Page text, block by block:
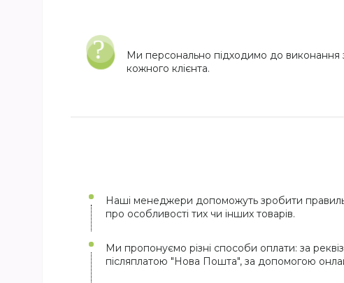
Ми персонально підходимо до виконання
кожного клієнта.
Наші менеджери допоможуть зробити
про особливості тих чи інших товарів.
Ми пропонуємо різні способи оплати: за
післяплатою "Нова Пошта", за допомогою